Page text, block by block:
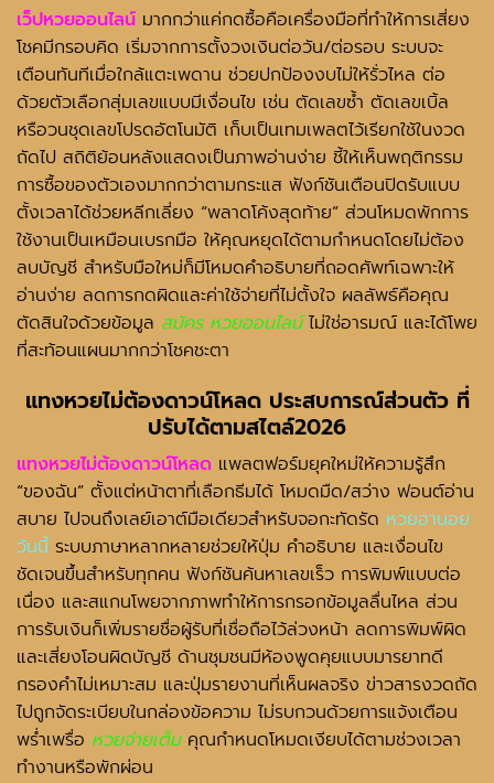
เว็ปหวยออนไลน์ มากกว่าแค่กดซื้อคือเครื่องมือที่ทำให้การเสี่ยง
โชคมีกรอบคิด เริ่มจากการตั้งวงเงินต่อวัน/ต่อรอบ ระบบจะ
เตือนทันทีเมื่อใกล้แตะเพดาน ช่วยปกป้องงบไม่ให้รั่วไหล ต่อ
ด้วยตัวเลือกสุ่มเลขแบบมีเงื่อนไข เช่น ตัดเลขซ้ำ ตัดเลขเบิ้ล
หรือวนชุดเลขโปรดอัตโนมัติ เก็บเป็นเทมเพลตไว้เรียกใช้ในงวด
ถัดไป สถิติย้อนหลังแสดงเป็นภาพอ่านง่าย ชี้ให้เห็นพฤติกรรม
การซื้อของตัวเองมากกว่าตามกระแส ฟังก์ชันเตือนปิดรับแบบ
ตั้งเวลาได้ช่วยหลีกเลี่ยง “พลาดโค้งสุดท้าย” ส่วนโหมดพักการ
ใช้งานเป็นเหมือนเบรกมือ ให้คุณหยุดได้ตามกำหนดโดยไม่ต้อง
ลบบัญชี สำหรับมือใหม่ก็มีโหมดคำอธิบายที่ถอดศัพท์เฉพาะให้
อ่านง่าย ลดการกดผิดและค่าใช้จ่ายที่ไม่ตั้งใจ ผลลัพธ์คือคุณ
ตัดสินใจด้วยข้อมูล สมัคร หวยออนไลน์ไม่ใช่อารมณ์ และได้โพย
ที่สะท้อนแผนมากกว่าโชคชะตา
แทงหวยไม่ต้องดาวน์โหลด ประสบการณ์ส่วนตัว ที่
ปรับได้ตามสไตล์2026
แทงหวยไม่ต้องดาวน์โหลด แพลตฟอร์มยุคใหม่ให้ความรู้สึก
“ของฉัน” ตั้งแต่หน้าตาที่เลือกธีมได้ โหมดมืด/สว่าง ฟอนต์อ่าน
สบาย ไปจนถึงเลย์เอาต์มือเดียวสำหรับจอกะทัดรัด หวยฮานอย
วันนี้ ระบบภาษาหลากหลายช่วยให้ปุ่ม คำอธิบาย และเงื่อนไข
ชัดเจนขึ้นสำหรับทุกคน ฟังก์ชันค้นหาเลขเร็ว การพิมพ์แบบต่อ
เนื่อง และสแกนโพยจากภาพทำให้การกรอกข้อมูลลื่นไหล ส่วน
การรับเงินก็เพิ่มรายชื่อผู้รับที่เชื่อถือไว้ล่วงหน้า ลดการพิมพ์ผิด
และเสี่ยงโอนผิดบัญชี ด้านชุมชนมีห้องพูดคุยแบบมารยาทดี
กรองคำไม่เหมาะสม และปุ่มรายงานที่เห็นผลจริง ข่าวสารงวดถัด
ไปถูกจัดระเบียบในกล่องข้อความ ไม่รบกวนด้วยการแจ้งเตือน
พร่ำเพรื่อ หวยจ่ายเต็ม คุณกำหนดโหมดเงียบได้ตามช่วงเวลา
ทำงานหรือพักผ่อน